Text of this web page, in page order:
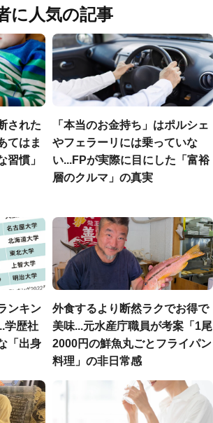
に人気の記事
された
てはま
習慣」
「本当のお金持ち」はポルシェ
やフェラーリには乗っていな
い...FPが実際に目にした「富裕
層のクルマ」の真実
ンキン
学歴社
「出身
外食するより断然ラクでお得で
美味...元水産庁職員が考案「1尾
2000円の鮮魚丸ごとフライパン
料理」の非日常感